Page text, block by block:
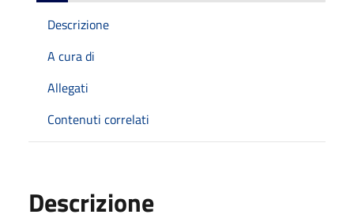
Descrizione
A cura di
Allegati
Contenuti correlati
Descrizione